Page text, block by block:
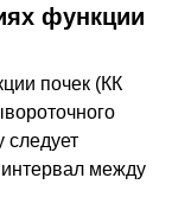
функции
почек (КК
следует
между